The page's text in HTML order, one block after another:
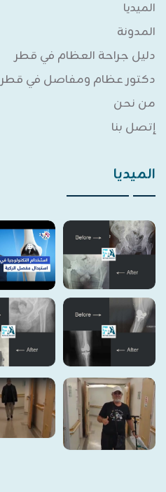
الميديا
المدونة
دليل جراحة العظام في قطر
دكتور عظام ومفاصل في قطر
من نحن
إتصل بنا
الميديا